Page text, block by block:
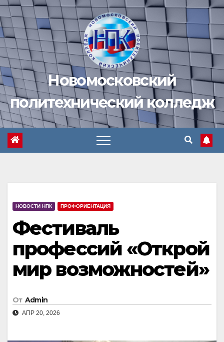
Перейти
к
содержимому
Новомосковский
политехнический колледж
НОВОСТИ НПК ПРОФОРИЕНТАЦИЯ
Фестиваль
профессий «Открой
мир возможностей»
От Admin
АПР 20, 2026